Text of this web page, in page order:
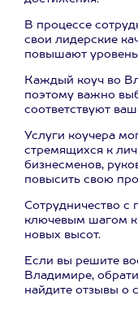
В процессе
свои лидерские
повышают
Каждый коуч во
поэтому важно
соответствуют
Услуги коучера
стремящихся к
бизнесменов,
повысить свою
Сотрудничество
ключевым шагом
новых высот.
Если вы решите
Владимире,
найдите отзывы о